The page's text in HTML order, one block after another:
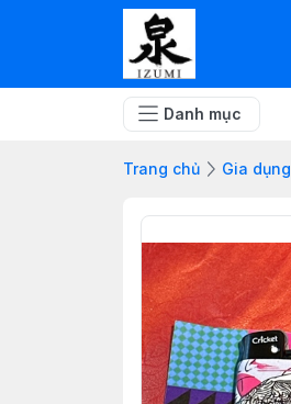
Danh mục
Trang chủ Gia dụng